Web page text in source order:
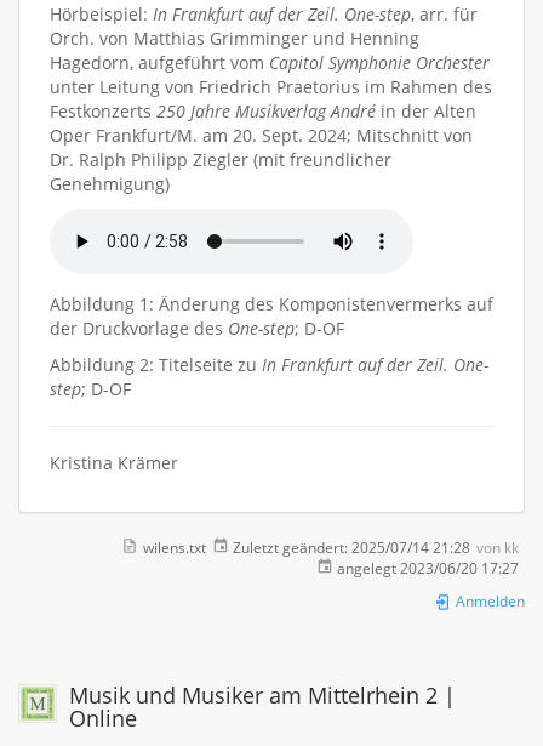
Hörbeispiel: In Frankfurt auf der Zeil. One-step, arr. für
Orch. von Matthias Grimminger und Henning
Hagedorn, aufgeführt vom Capitol Symphonie Orchester
unter Leitung von Friedrich Praetorius im Rahmen des
Festkonzerts 250 Jahre Musikverlag André in der Alten
Oper Frankfurt/M. am 20. Sept. 2024; Mitschnitt von
Dr. Ralph Philipp Ziegler (mit freundlicher
Genehmigung)
Abbildung 1: Änderung des Komponistenvermerks auf
der Druckvorlage des One-step; D-OF
Abbildung 2: Titelseite zu In Frankfurt auf der Zeil. One-
step; D-OF
Kristina Krämer
wilens.txt Zuletzt geändert: 2025/07/14 21:28 von kk
angelegt 2023/06/20 17:27
Anmelden
Musik und Musiker am Mittelrhein 2 |
Online